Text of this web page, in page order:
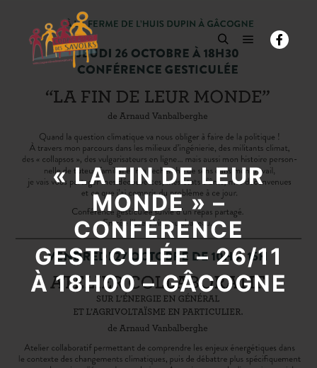
Rechercher
« LA FIN DE LEUR
MONDE » –
CONFÉRENCE
GESTICULÉE – 26/11
À 18H00 – GÂCOGNE